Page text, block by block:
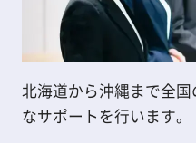
北海道から沖縄まで全
なサポートを行います。